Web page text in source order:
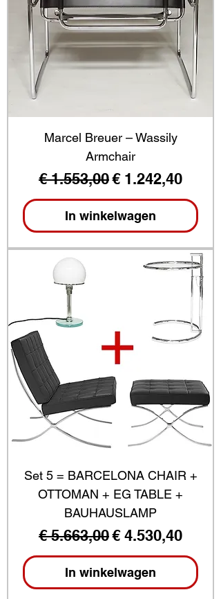
Marcel Breuer – Wassily
Armchair
Normale prijs
€ 1.553,00Verkoopprijs
€ 1.242,40
In winkelwagen
Set 5 = BARCELONA CHAIR +
OTTOMAN + EG TABLE +
BAUHAUSLAMP
Normale prijs
€ 5.663,00Verkoopprijs
€ 4.530,40
In winkelwagen